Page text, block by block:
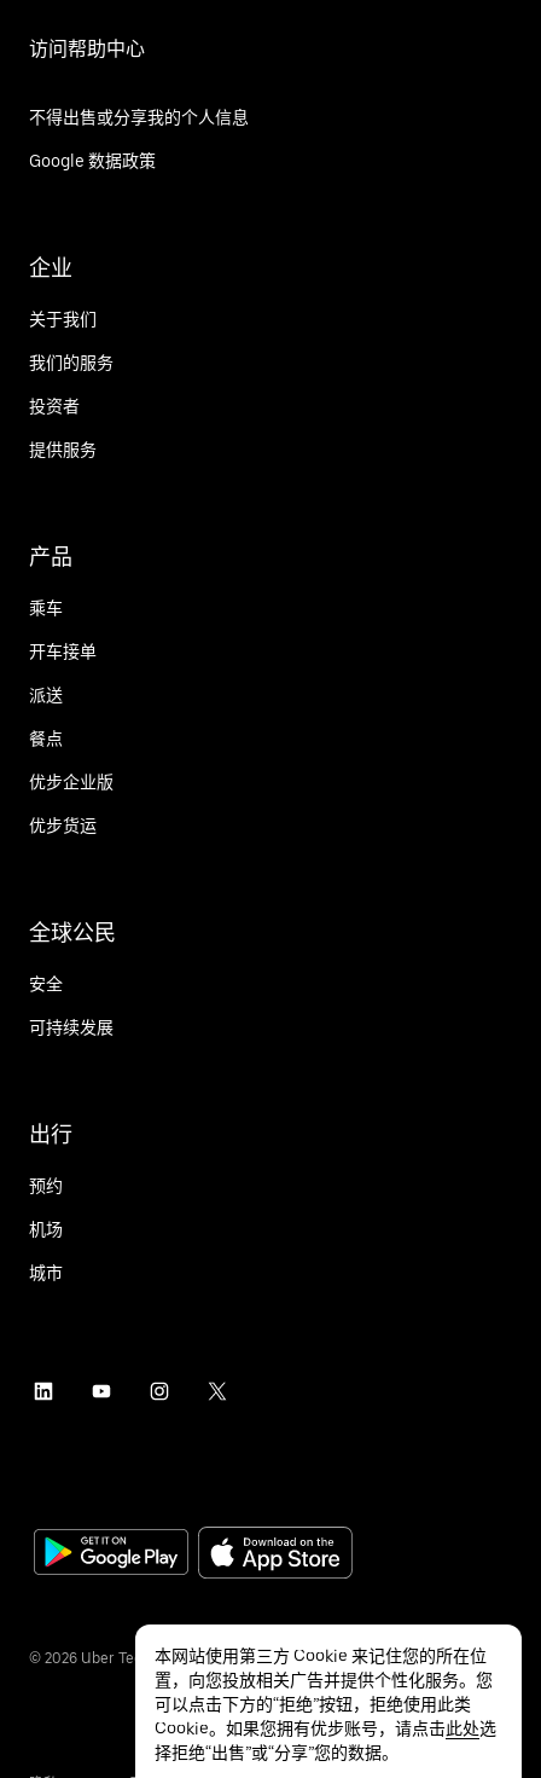
访问帮助中心
不得出售或分享我的个人信息
Google 数据政策
企业
关于我们
我们的服务
投资者
提供服务
产品
乘车
开车接单
派送
餐点
优步企业版
优步货运
全球公民
安全
可持续发展
出行
预约
机场
城市
© 2026 Uber Technologies Inc.
本网站使用第三方 Cookie 来记住您的所在位
置，向您投放相关广告并提供个性化服务。您
可以点击下方的“拒绝”按钮，拒绝使用此类
Cookie。如果您拥有优步账号，请点击此处选
择拒绝“出售”或“分享”您的数据。